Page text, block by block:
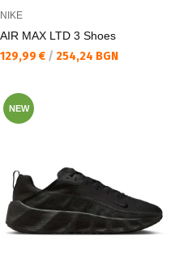
NIKE
AIR MAX LTD 3 Shoes
Текуща цена:
129,99 € / 254,24 BGN
NEW